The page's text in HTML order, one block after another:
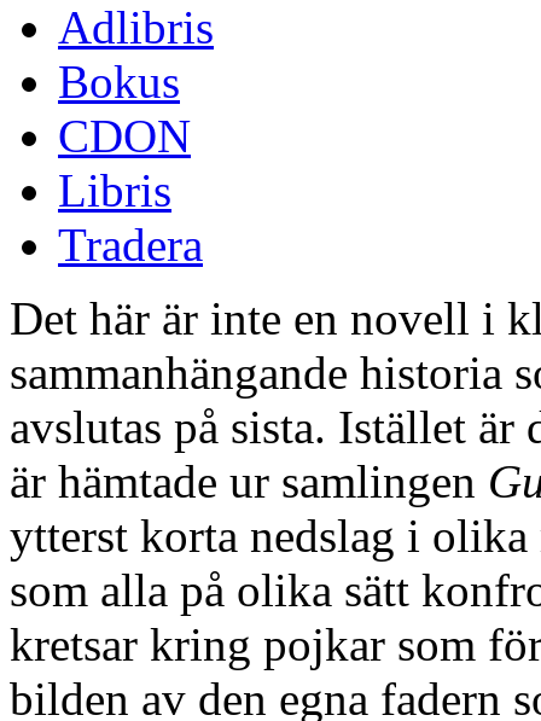
Adlibris
Bokus
CDON
Libris
Tradera
Det här är inte en novell i
sammanhängande historia
avslutas på sista. Istället
är hämtade ur samlingen
ytterst korta nedslag i
som alla på olika sätt
kretsar kring pojkar som
bilden av den egna fadern